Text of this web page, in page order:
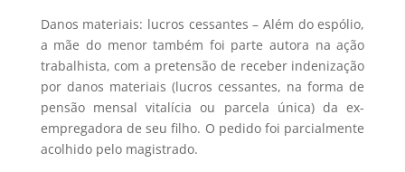
Danos materiais: lucros cessantes – Além do espólio,
a mãe do menor também foi parte autora na ação
trabalhista, com a pretensão de receber indenização
por danos materiais (lucros cessantes, na forma de
pensão mensal vitalícia ou parcela única) da ex-
empregadora de seu filho. O pedido foi parcialmente
acolhido pelo magistrado.